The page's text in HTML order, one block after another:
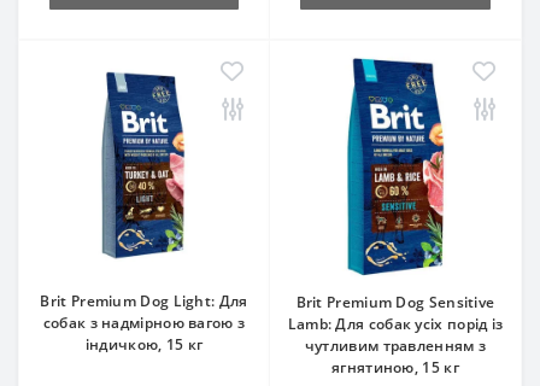
Brit Premium Dog Light: Для
собак з надмірною вагою з
індичкою, 15 кг
Brit Premium Dog Sensitive
Lamb: Для собак усіх порід із
чутливим травленням з
ягнятиною, 15 кг